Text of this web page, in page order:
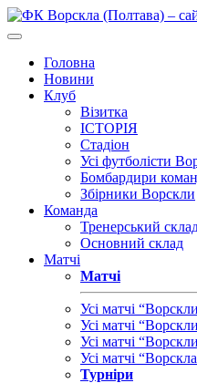
Головна
Новини
Клуб
Візитка
ІСТОРІЯ
Стадіон
Усі футболісти
Бомбардири
Збірники Ворскли
Команда
Тренерський
Основний склад
Матчі
Матчі
Усі матчі
Усі матчі
Усі матчі
Усі матчі
Турніри